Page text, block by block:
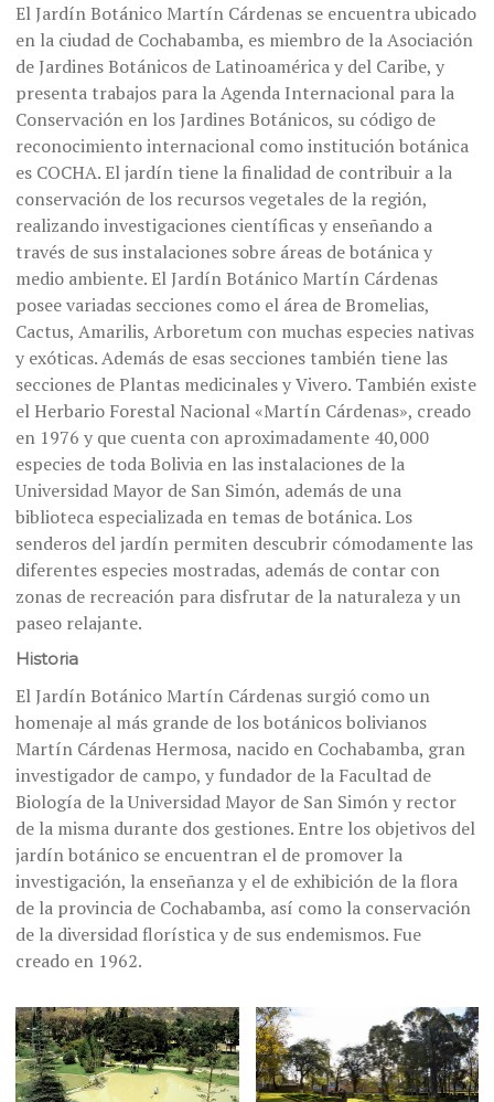
El Jardín Botánico Martín Cárdenas se encuentra ubicado
en la ciudad de Cochabamba, es miembro de la Asociación
de Jardines Botánicos de Latinoamérica y del Caribe, y
presenta trabajos para la Agenda Internacional para la
Conservación en los Jardines Botánicos, su código de
reconocimiento internacional como institución botánica
es COCHA. El jardín tiene la finalidad de contribuir a la
conservación de los recursos vegetales de la región,
realizando investigaciones científicas y enseñando a
través de sus instalaciones sobre áreas de botánica y
medio ambiente. El Jardín Botánico Martín Cárdenas
posee variadas secciones como el área de Bromelias,
Cactus, Amarilis, Arboretum con muchas especies nativas
y exóticas. Además de esas secciones también tiene las
secciones de Plantas medicinales y Vivero. También existe
el Herbario Forestal Nacional «Martín Cárdenas», creado
en 1976 y que cuenta con aproximadamente 40,000
especies de toda Bolivia en las instalaciones de la
Universidad Mayor de San Simón, además de una
biblioteca especializada en temas de botánica. Los
senderos del jardín permiten descubrir cómodamente las
diferentes especies mostradas, además de contar con
zonas de recreación para disfrutar de la naturaleza y un
paseo relajante.
Historia
El Jardín Botánico Martín Cárdenas surgió como un
homenaje al más grande de los botánicos bolivianos
Martín Cárdenas Hermosa, nacido en Cochabamba, gran
investigador de campo, y fundador de la Facultad de
Biología de la Universidad Mayor de San Simón y rector
de la misma durante dos gestiones. Entre los objetivos del
jardín botánico se encuentran el de promover la
investigación, la enseñanza y el de exhibición de la flora
de la provincia de Cochabamba, así como la conservación
de la diversidad florística y de sus endemismos. Fue
creado en 1962.